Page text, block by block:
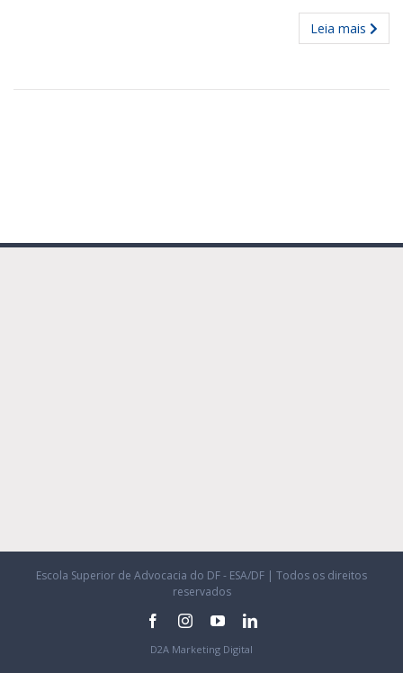
Leia mais
Escola Superior de Advocacia do DF - ESA/DF | Todos os direitos
reservados
facebookinstagram
youtubelinkedin
D2A Marketing Digital